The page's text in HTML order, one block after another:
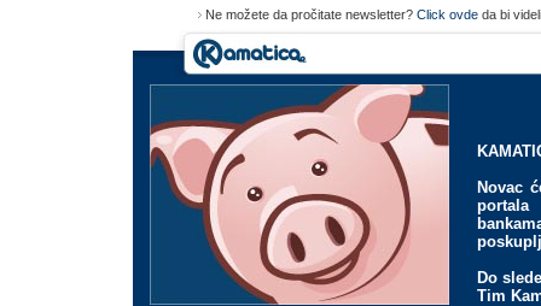
Ne možete da pročitate newsletter? Click ovde da bi
Novac
Do
Tim